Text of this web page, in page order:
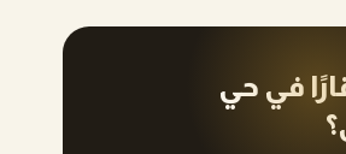
في حي